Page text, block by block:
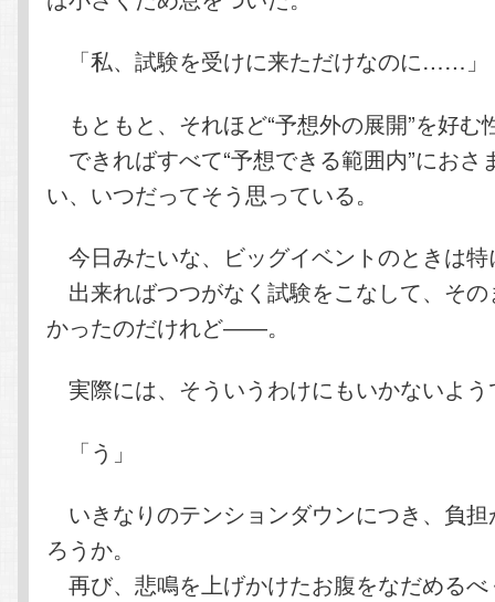
「私、試験を受けに来ただけなのに……」
もともと、それほど“予想外の展開”を好む
できればすべて“予想できる範囲内”におさ
い、いつだってそう思っている。
今日みたいな、ビッグイベントのときは
出来ればつつがなく試験をこなして、そ
かったのだけれど――。
実際には、そういうわけにもいかないよ
「う」
いきなりのテンションダウンにつき、負
ろうか。
再び、悲鳴を上げかけたお腹をなだめる